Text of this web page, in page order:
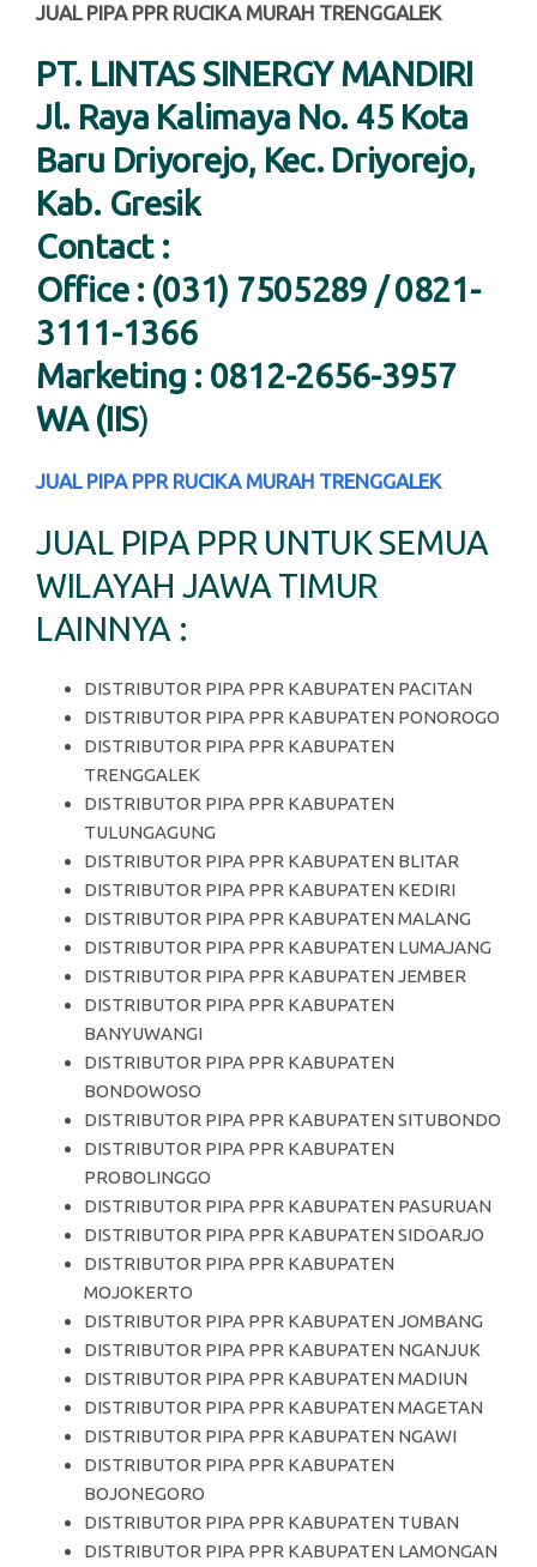
JUAL PIPA PPR RUCIKA MURAH TRENGGALEK
PT. LINTAS SINERGY MANDIRI
Jl. Raya Kalimaya No. 45 Kota
Baru Driyorejo, Kec. Driyorejo,
Kab. Gresik
Contact :
Office : (031) 7505289 / 0821-
3111-1366
Marketing : 0812-2656-3957
WA (IIS)
JUAL PIPA PPR RUCIKA MURAH TRENGGALEK
JUAL PIPA PPR UNTUK SEMUA
WILAYAH JAWA TIMUR
LAINNYA :
DISTRIBUTOR PIPA PPR KABUPATEN PACITAN
DISTRIBUTOR PIPA PPR KABUPATEN PONOROGO
DISTRIBUTOR PIPA PPR KABUPATEN
TRENGGALEK
DISTRIBUTOR PIPA PPR KABUPATEN
TULUNGAGUNG
DISTRIBUTOR PIPA PPR KABUPATEN BLITAR
DISTRIBUTOR PIPA PPR KABUPATEN KEDIRI
DISTRIBUTOR PIPA PPR KABUPATEN MALANG
DISTRIBUTOR PIPA PPR KABUPATEN LUMAJANG
DISTRIBUTOR PIPA PPR KABUPATEN JEMBER
DISTRIBUTOR PIPA PPR KABUPATEN
BANYUWANGI
DISTRIBUTOR PIPA PPR KABUPATEN
BONDOWOSO
DISTRIBUTOR PIPA PPR KABUPATEN SITUBONDO
DISTRIBUTOR PIPA PPR KABUPATEN
PROBOLINGGO
DISTRIBUTOR PIPA PPR KABUPATEN PASURUAN
DISTRIBUTOR PIPA PPR KABUPATEN SIDOARJO
DISTRIBUTOR PIPA PPR KABUPATEN
MOJOKERTO
DISTRIBUTOR PIPA PPR KABUPATEN JOMBANG
DISTRIBUTOR PIPA PPR KABUPATEN NGANJUK
DISTRIBUTOR PIPA PPR KABUPATEN MADIUN
DISTRIBUTOR PIPA PPR KABUPATEN MAGETAN
DISTRIBUTOR PIPA PPR KABUPATEN NGAWI
DISTRIBUTOR PIPA PPR KABUPATEN
BOJONEGORO
DISTRIBUTOR PIPA PPR KABUPATEN TUBAN
DISTRIBUTOR PIPA PPR KABUPATEN LAMONGAN